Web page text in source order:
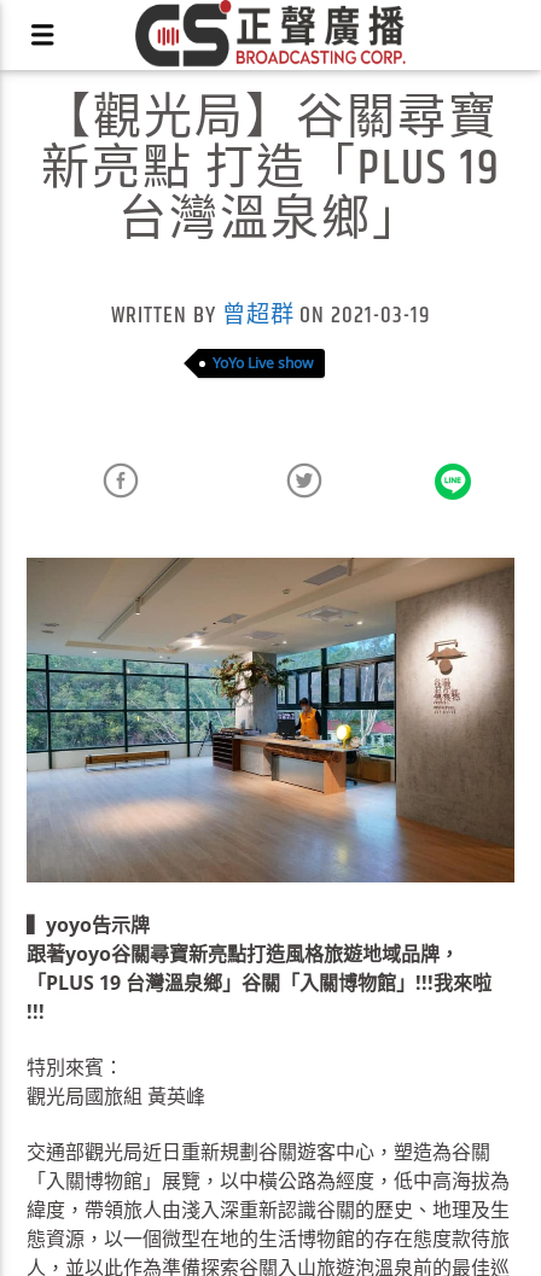
【觀光局】谷關尋寶
新亮點 打造「PLUS 19
台灣溫泉鄉」
WRITTEN BY 曾超群 ON 2021-03-19
YoYo Live show
▍yoyo告示牌
跟著yoyo谷關尋寶新亮點打造風格旅遊地域品牌，
「PLUS 19 台灣溫泉鄉」谷關「入關博物館」!!!我來啦
!!!
特別來賓：
觀光局國旅組 黃英峰
交通部觀光局近日重新規劃谷關遊客中心，塑造為谷關
「入關博物館」展覽，以中橫公路為經度，低中高海拔為
緯度，帶領旅人由淺入深重新認識谷關的歷史、地理及生
態資源，以一個微型在地的生活博物館的存在態度款待旅
人，並以此作為準備探索谷關入山旅遊泡溫泉前的最佳巡